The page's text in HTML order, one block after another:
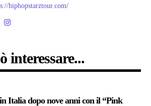
hiphopstarztour.com/
interessare...
Italia dopo nove anni con il “Pink